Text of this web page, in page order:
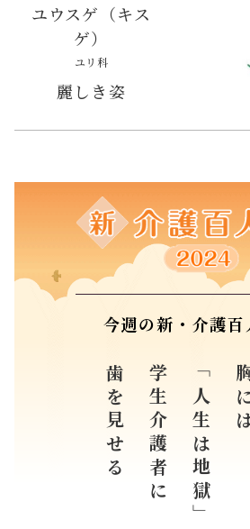
ユウスゲ（キス
ゲ）
ユリ科
麗しき姿
今週の新・介護百
胸
「人生は地獄」
学生介護者に
歯を見せる